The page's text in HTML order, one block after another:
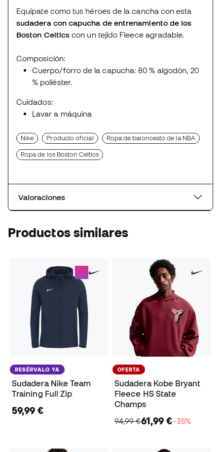
Equípate como tus héroes de la cancha con esta
sudadera con capucha de entrenamiento de los
Boston Celtics con un tejido Fleece agradable.
Composición:
Cuerpo/forro de la capucha: 80 % algodón, 20
% poliéster.
Cuidados:
Lavar a máquina
Nike Producto oficial Ropa de baloncesto de la NBA
Ropa de los Boston Celtics
Valoraciones
Productos similares
RESÉRVALO YA
Sudadera Nike Team
Training Full Zip
59,99 €
OFERTA
Sudadera Kobe Bryant
Fleece HS State
Champs
94,99 €61,99 €−35%